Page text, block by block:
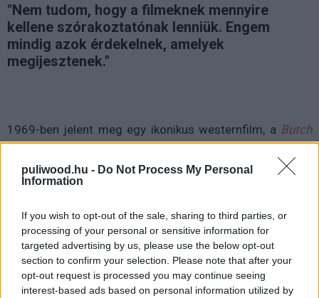
puliwood.hu - Do Not Process My Personal
Information
If you wish to opt-out of the sale, sharing to third parties, or
processing of your personal or sensitive information for
targeted advertising by us, please use the below opt-out
section to confirm your selection. Please note that after your
opt-out request is processed you may continue seeing
interest-based ads based on personal information utilized by
"Nem tudom, hogy a filmeknek mennyire
kellene szórakoztatónak lenniük. Engem
mindig azok érdekelnek, amelyek
megijesztenek."
1969-ben jelent meg egy ikonikus westernfilm, a Butch
Cassidy és a Sundance kölyökPaul Newman és Robert
Redford főszereplésével, George Roy Hill (A nagy balhé
Az ötös számú vágóhíd
friss, fiatalos lendületet pumpált ebbe a műfajba), a film
egy másfajta okból kifolyólag is rendkívül fontos
mérföldkő. Ugyanis ha nincs ez aButch Cassidy és a
Sundance kölyök, akkor nincs ma David Fincher. Mármint
persze nem szó szerint értve, hanem képletesen: ha a